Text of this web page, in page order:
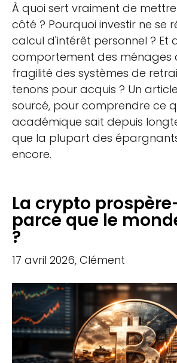
À quoi sert vraiment de
côté ? Pourquoi investir ne se
calcul d'intérêt personnel ? Et
comportement des ménages
fragilité des systèmes de
tenons pour acquis ? Un
sourcé, pour comprendre ce
académique sait depuis
que la plupart des
encore.
La crypto
parce que le
?
17 avril 2026, Clément